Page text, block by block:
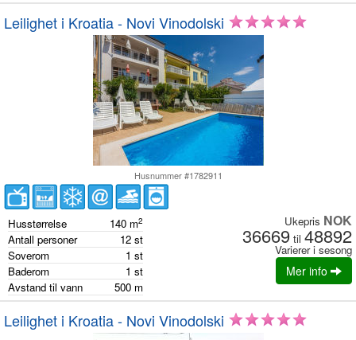
Leilighet i Kroatia - Novi Vinodolski
Husnummer #1782911
Husstørrelse 140 m2
Antall personer 12 st
Soverom
1 st
Baderom
1 st
Avstand til vann
500 m
Ukepris NOK
36669 til 48892
Varierer i sesong
Mer info
Leilighet i Kroatia - Novi Vinodolski